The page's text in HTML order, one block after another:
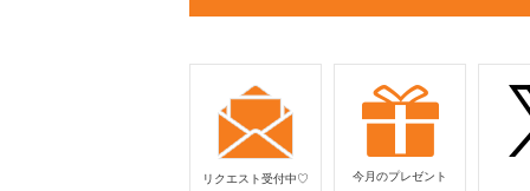
リクエスト受付中♡ 今月のプレゼント